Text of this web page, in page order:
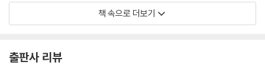
잔인해서가 아니다.
각자가 이미 감당할 수 있는 한계까지
점점 사라진다.
책 속으로 더보기
출판사 리뷰